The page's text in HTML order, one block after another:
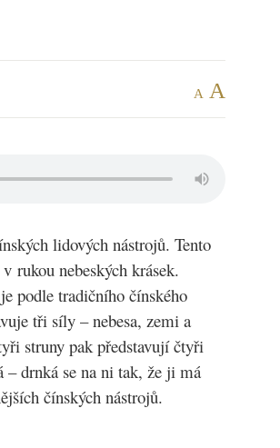
A A
lidových nástrojů. Tento
rukou nebeských krásek.
podle tradičního čínského
tři síly – nebesa, zemi a
struny pak představují čtyři
drnká se na ni tak, že ji má
čínských nástrojů.